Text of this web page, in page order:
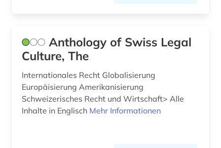
fachkraft (1)
fallpauschale (1)
fallsammlung (1)
Anthology of Swiss Legal
Culture, The
Internationales Recht Globalisierung
Europäisierung Amerikanisierung
Schweizerisches Recht und Wirtschaft> Alle
Inhalte in Englisch Mehr Informationen